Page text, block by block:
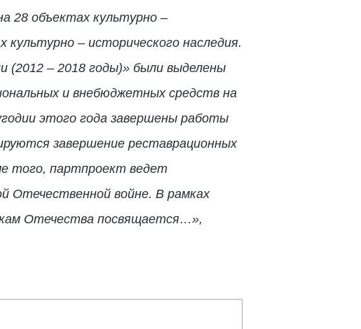
28 объектах культурно –
культурно – исторического наследия.
(2012 – 2018 годы)» были выделены
и внебюджетных средств на
этого года завершены работы
завершение реставрационных
того, партпроект ведет
Отечественной войне. В рамках
Отечества посвящается…»,